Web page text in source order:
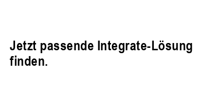
Jetzt passende Integrate-Lösung
finden.